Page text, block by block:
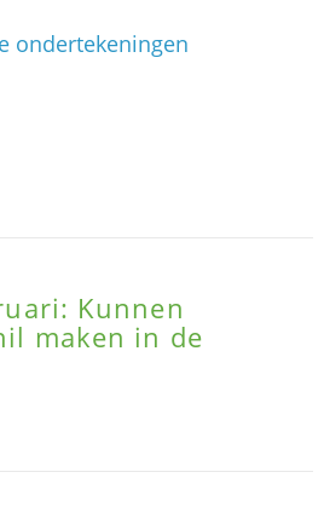
ondertekeningen
Kunnen
maken in de